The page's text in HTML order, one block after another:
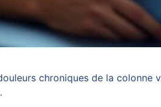
chroniques de la colonne